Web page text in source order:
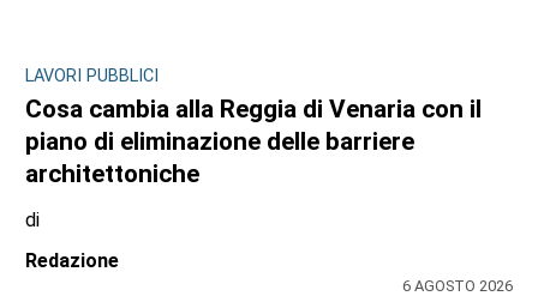
LAVORI PUBBLICI
Cosa cambia alla Reggia di Venaria con il
piano di eliminazione delle barriere
architettoniche
di
Redazione
6 AGOSTO 2026